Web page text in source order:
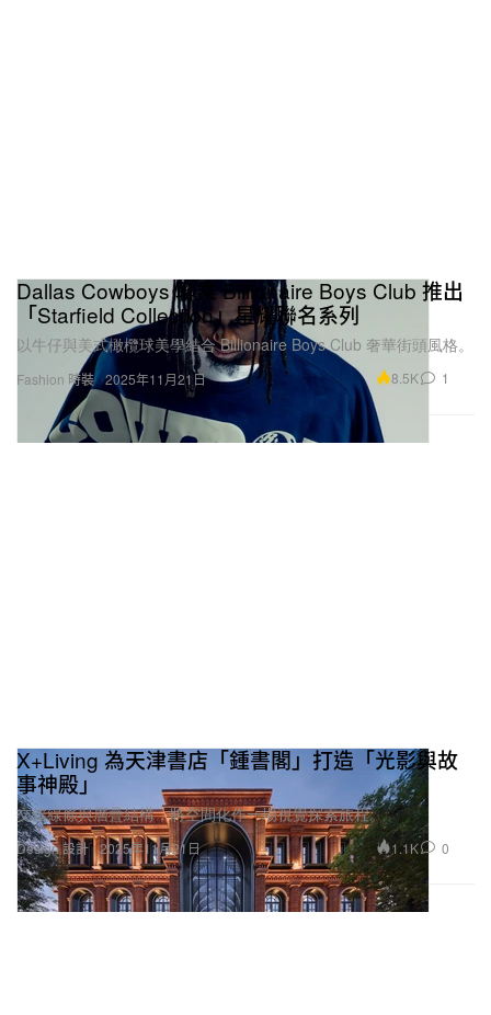
Fashion 時裝
Dallas Cowboys 聯乘 Billionaire Boys Club 推出
「Starfield Collection」星耀聯名系列
以牛仔與美式橄欖球美學結合 Billionaire Boys Club 奢華街頭風格。
2025年11月21日 8.5K 1
Design 設計
X+Living 為天津書店「鍾書閣」打造「光影與故
事神殿」
交錯線條與層疊結構，將空間化作一場視覺探索旅程。
2025年11月21日 1.1K 0